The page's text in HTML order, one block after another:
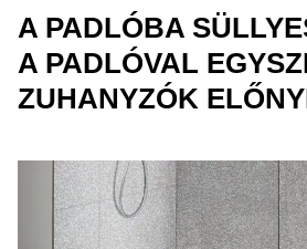
A PADLÓBA
A PADLÓVAL
ZUHANYZÓK